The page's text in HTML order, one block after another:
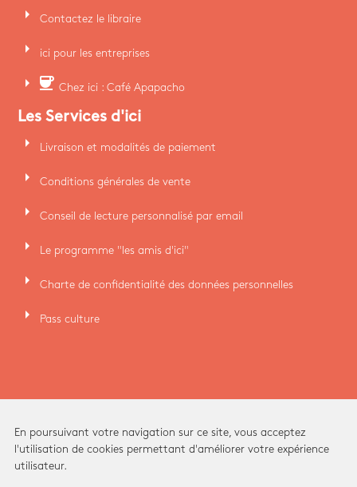
arrow_right Contactez le libraire
arrow_right ici pour les entreprises
arrow_right coffee Chez ici : Café Apapacho
Les Services d'ici
arrow_right Livraison et modalités de paiement
arrow_right Conditions générales de vente
arrow_right Conseil de lecture personnalisé par email
arrow_right Le programme "les amis d'ici"
arrow_right Charte de confidentialité des données personnelles
arrow_right Pass culture
En poursuivant votre navigation sur ce site, vous acceptez
l'utilisation de cookies permettant d'améliorer votre expérience
utilisateur.